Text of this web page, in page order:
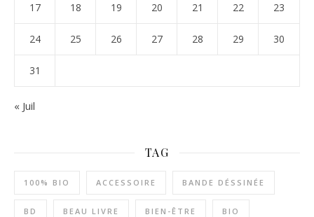
17 18 19 20 21 22 23
24 25 26 27 28 29 30
31
« Juil
TAG
100% BIO ACCESSOIRE BANDE DÉSSINÉE
BD BEAU LIVRE BIEN-ÊTRE BIO